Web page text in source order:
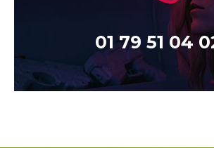
01 79 51 04